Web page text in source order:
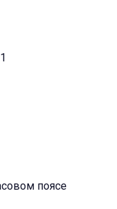
поясе